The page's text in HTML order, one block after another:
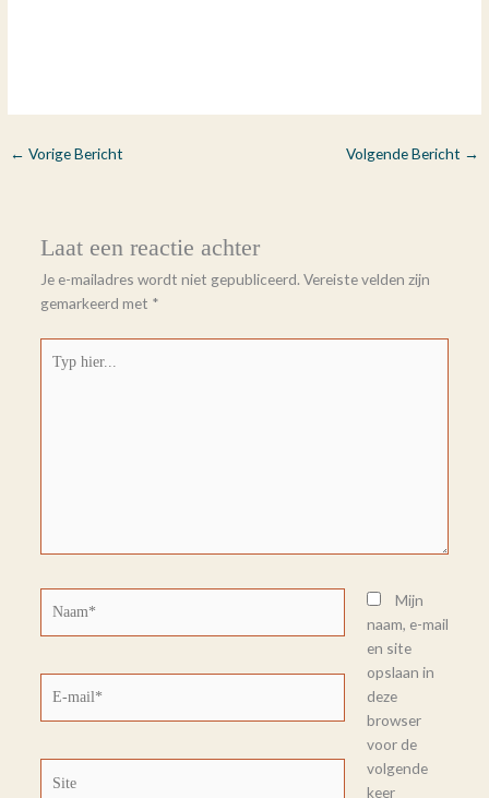
← Vorige Bericht Volgende Bericht →
Laat een reactie achter
Je e-mailadres wordt niet gepubliceerd. Vereiste velden zijn
gemarkeerd met *
hier...
mail*
Mijn
naam, e-mail
en site
opslaan in
deze
browser
voor de
volgende
keer